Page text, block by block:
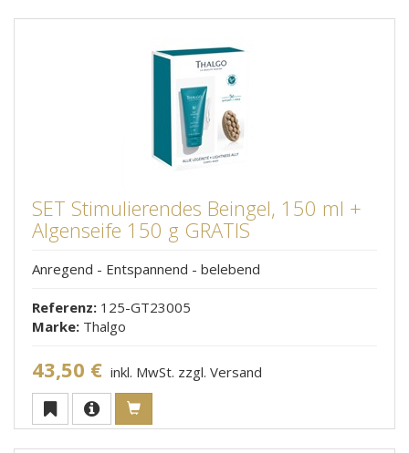
SET Stimulierendes Beingel, 150 ml +
Algenseife 150 g GRATIS
Anregend - Entspannend - belebend
Referenz: 125-GT23005
Marke: Thalgo
43,50 € inkl. MwSt. zzgl. Versand